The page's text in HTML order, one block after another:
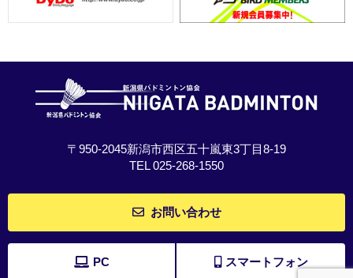
〒950-2045新潟市西区五十嵐東3丁目8-19
TEL 025-268-1550
お問い合わせ
PC スマートフォン